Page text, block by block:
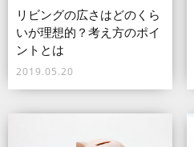
リビングの広さはどのくら
いが理想的？考え方のポイ
ントとは
2019.05.20